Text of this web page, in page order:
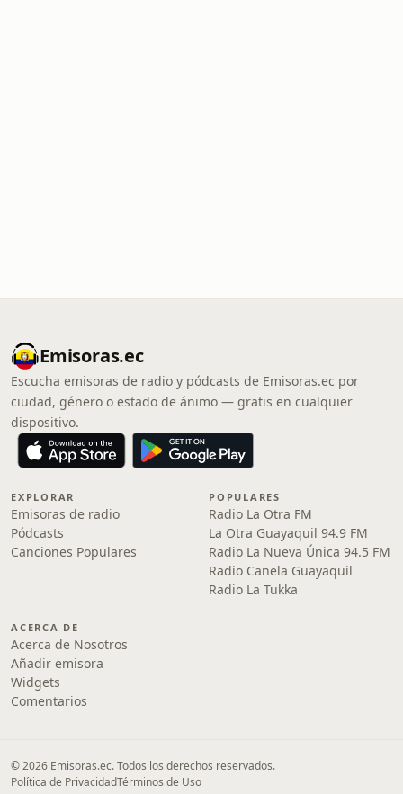
Emisoras.ec
Escucha emisoras de radio y pódcasts de Emisoras.ec por
ciudad, género o estado de ánimo — gratis en cualquier
dispositivo.
EXPLORAR
Emisoras de radio
Pódcasts
Canciones Populares
POPULARES
Radio La Otra FM
La Otra Guayaquil 94.9 FM
Radio La Nueva Única 94.5 FM
Radio Canela Guayaquil
Radio La Tukka
ACERCA DE
Acerca de Nosotros
Añadir emisora
Widgets
Comentarios
© 2026 Emisoras.ec. Todos los derechos reservados.
Política de PrivacidadTérminos de Uso